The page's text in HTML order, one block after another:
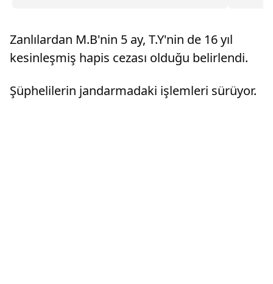
yatırımların halka arzla finanse edilmesini çok
değerli görüyoruz"- Birleşim Grup Enerji
Yönetim Kurulu Başkanı Mesut Altan:- "Borsa
halka arzdan elde edeceğimiz gelirin önemli
bir kısmını yine yenilenebilir enerji sektöründe
Zanlılardan M.B'nin 5 ay, T.Y'nin de 16 yıl
kesinleşmiş hapis cezası olduğu belirlendi.
Şüphelilerin jandarmadaki işlemleri sürüyor.